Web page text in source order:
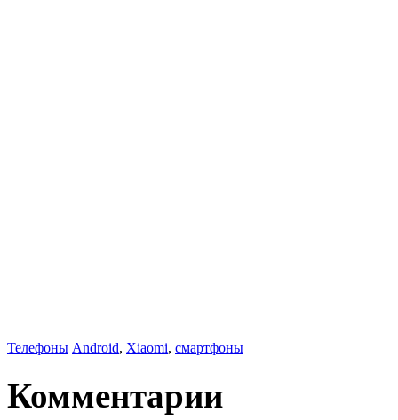
Телефоны Android, Xiaomi, смартфоны
Комментарии